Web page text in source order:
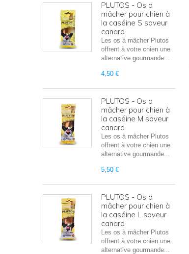
PLUTOS - Os a
mâcher pour chien à
la caséine S saveur
canard
Les os à mâcher Plutos
offrent à votre chien une
alternative gourmande...
4,50 €
PLUTOS - Os a
mâcher pour chien à
la caséine M saveur
canard
Les os à mâcher Plutos
offrent à votre chien une
alternative gourmande...
5,50 €
PLUTOS - Os a
mâcher pour chien à
la caséine L saveur
canard
Les os à mâcher Plutos
offrent à votre chien une
alternative gourmande...